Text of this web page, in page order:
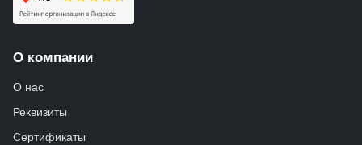
О компании
О нас
Реквизиты
Сертификаты